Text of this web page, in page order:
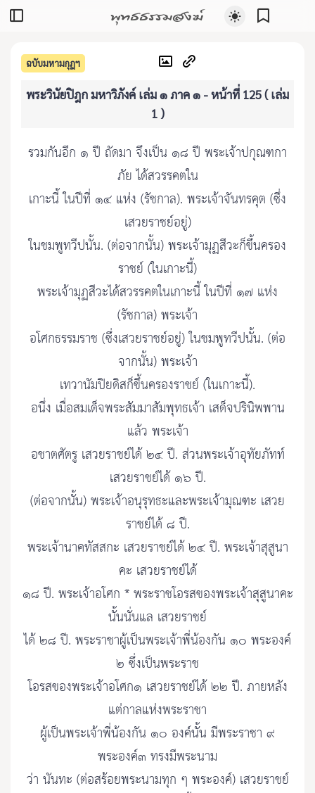
พุทธธรรมสงฆ์
ฉบับมหามกุฏฯ
พระวินัยปิฎก มหาวิภังค์ เล่ม ๑ ภาค ๑ - หน้าที่ 125 ( เล่ม
1 )
รวมกันอีก ๑ ปี ถัดมา จึงเป็น ๑๘ ปี พระเจ้าปกุณฑกา
ภัย ได้สวรรคตใน
เกาะนี้ ในปีที่ ๑๔ แห่ง (รัชกาล). พระเจ้าจันทรคุต (ซึ่ง
เสวยราชย์อยู่)
ในชมพูทวีปนั้น. (ต่อจากนั้น) พระเจ้ามุฏสีวะก็ขึ้นครอง
ราชย์ (ในเกาะนี้)
พระเจ้ามุฏสีวะได้สวรรคตในเกาะนี้ ในปีที่ ๑๗ แห่ง
(รัชกาล) พระเจ้า
อโศกธรรมราช (ซึ่งเสวยราชย์อยู่) ในชมพูทวีปนั้น. (ต่อ
จากนั้น) พระเจ้า
เทวานัมปิยดิสก็ขึ้นครองราชย์ (ในเกาะนี้).
อนึ่ง เมื่อสมเด็จพระสัมมาสัมพุทธเจ้า เสด็จปรินิพพาน
แล้ว พระเจ้า
อชาตศัตรู เสวยราชย์ได้ ๒๔ ปี. ส่วนพระเจ้าอุทัยภัทท์
เสวยราชย์ได้ ๑๖ ปี.
(ต่อจากนั้น) พระเจ้าอนุรุทธะและพระเจ้ามุณฑะ เสวย
ราชย์ได้ ๘ ปี.
พระเจ้านาคทัสสกะ เสวยราชย์ได้ ๒๔ ปี. พระเจ้าสุสูนา
คะ เสวยราชย์ได้
๑๘ ปี. พระเจ้าอโศก * พระราชโอรสของพระเจ้าสุสูนาคะ
นั้นนั่นแล เสวยราชย์
ได้ ๒๘ ปี. พระราชาผู้เป็นพระเจ้าพี่น้องกัน ๑๐ พระองค์
๒ ซึ่งเป็นพระราช
โอรสของพระเจ้าอโศก๑ เสวยราชย์ได้ ๒๒ ปี. ภายหลัง
แต่กาลแห่งพระราชา
ผู้เป็นพระเจ้าพี่น้องกัน ๑๐ องค์นั้น มีพระราชา ๙
พระองค์๓ ทรงมีพระนาม
ว่า นันทะ (ต่อสร้อยพระนามทุก ๆ พระองค์) เสวยราชย์